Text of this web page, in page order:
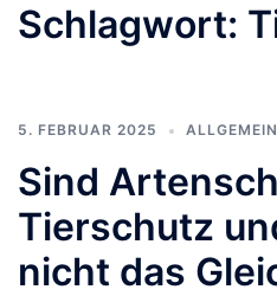
Schlagwort:
5. FEBRUAR 2025 ALLGEMEIN
Sind
Tierschutz
nicht das